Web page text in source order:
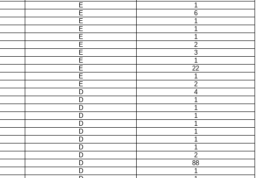
E
1
E
6
E
1
E
1
E
1
E
2
E
3
E
1
E
22
E
1
E
2
D
4
D
1
D
1
D
1
D
1
D
1
D
1
D
1
D
2
D
88
D
1